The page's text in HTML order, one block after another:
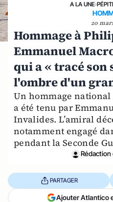
A LA UNE›
20
Hommage à
Emmanuel
qui a « tracé son
l'ombre d'un
Un hommage
a été tenu par
Invalides. L’amiral
notamment engagé
pendant la Seconde
PARTAGER
Ajouter Atlantico